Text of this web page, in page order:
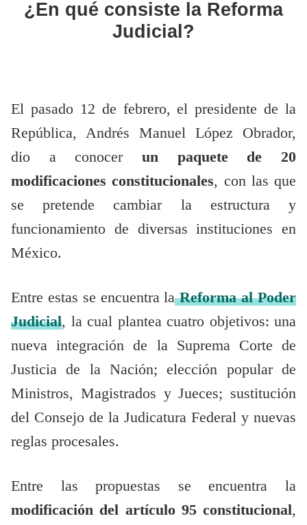
¿En qué consiste la Reforma
Judicial?
El pasado 12 de febrero, el presidente de la
República, Andrés Manuel López Obrador,
dio a conocer un paquete de 20
modificaciones constitucionales, con las que
se pretende cambiar la estructura y
funcionamiento de diversas instituciones en
México.
Entre estas se encuentra laReforma al Poder
Judicial, la cual plantea cuatro objetivos: una
nueva integración de la Suprema Corte de
Justicia de la Nación; elección popular de
Ministros, Magistrados y Jueces; sustitución
del Consejo de la Judicatura Federal y nuevas
reglas procesales.
Entre las propuestas se encuentra la
modificación del artículo 95 constitucional,